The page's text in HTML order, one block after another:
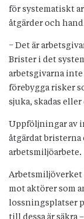
för systematiskt
åtgärder och
− Det är
Brister i det
arbetsgivarna
förebygga risker
sjuka, skadas eller
Uppföljningar av
åtgärdat bristerna
arbetsmiljöarbete.
mot aktörer som
lossningsplatser
till dessa är säkra